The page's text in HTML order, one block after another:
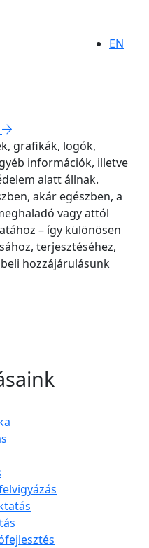
EN
grafikák, logók,
információk, illetve
alatt állnak.
akár egészben, a
vagy attól
– így különösen
terjesztéséhez,
hozzájárulásunk